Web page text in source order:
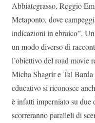
Abbiategrasso, Reggio
Metaponto, dove
indicazioni in ebraico”.
un modo diverso di
l’obiettivo del road movie
Micha Shagrir e Tal
educativo si riconosce
è infatti imperniato su
scorreranno paralleli di